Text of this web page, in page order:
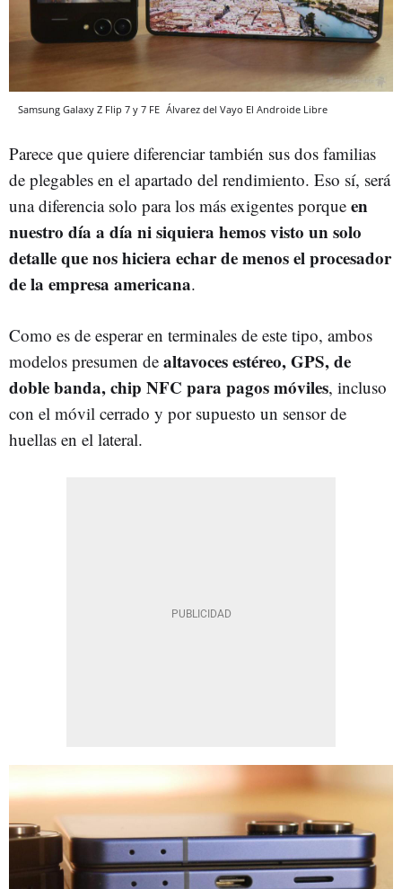
Samsung Galaxy Z Flip 7 y 7 FE Álvarez del Vayo El Androide Libre
Parece que quiere diferenciar también sus dos familias
de plegables en el apartado del rendimiento. Eso sí, será
una diferencia solo para los más exigentes porque en
nuestro día a día ni siquiera hemos visto un solo
detalle que nos hiciera echar de menos el procesador
de la empresa americana.
Como es de esperar en terminales de este tipo, ambos
modelos presumen de altavoces estéreo, GPS, de
doble banda, chip NFC para pagos móviles, incluso
con el móvil cerrado y por supuesto un sensor de
huellas en el lateral.